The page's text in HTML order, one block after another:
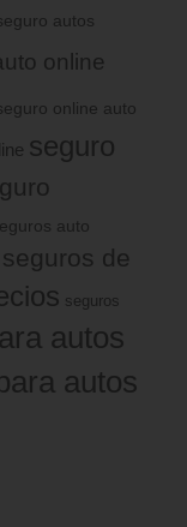
autos
online
online auto
seguro
auto
seguros de
seguros
autos
autos